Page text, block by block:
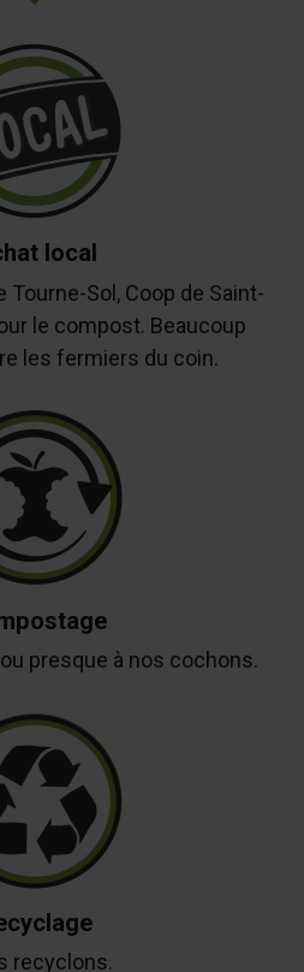
local
Tourne-Sol, Coop de Saint-
le compost. Beaucoup
les fermiers du coin.
presque à nos cochons.
recyclons.